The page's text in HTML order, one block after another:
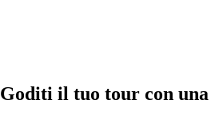
Goditi il tuo tour con una